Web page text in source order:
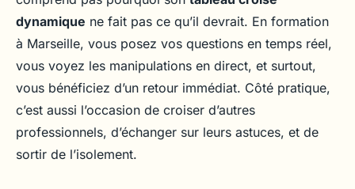
dynamique ne fait pas ce qu’il devrait. En formation
à Marseille, vous posez vos questions en temps réel,
vous voyez les manipulations en direct, et surtout,
vous bénéficiez d’un retour immédiat. Côté pratique,
c’est aussi l’occasion de croiser d’autres
professionnels, d’échanger sur leurs astuces, et de
sortir de l’isolement.